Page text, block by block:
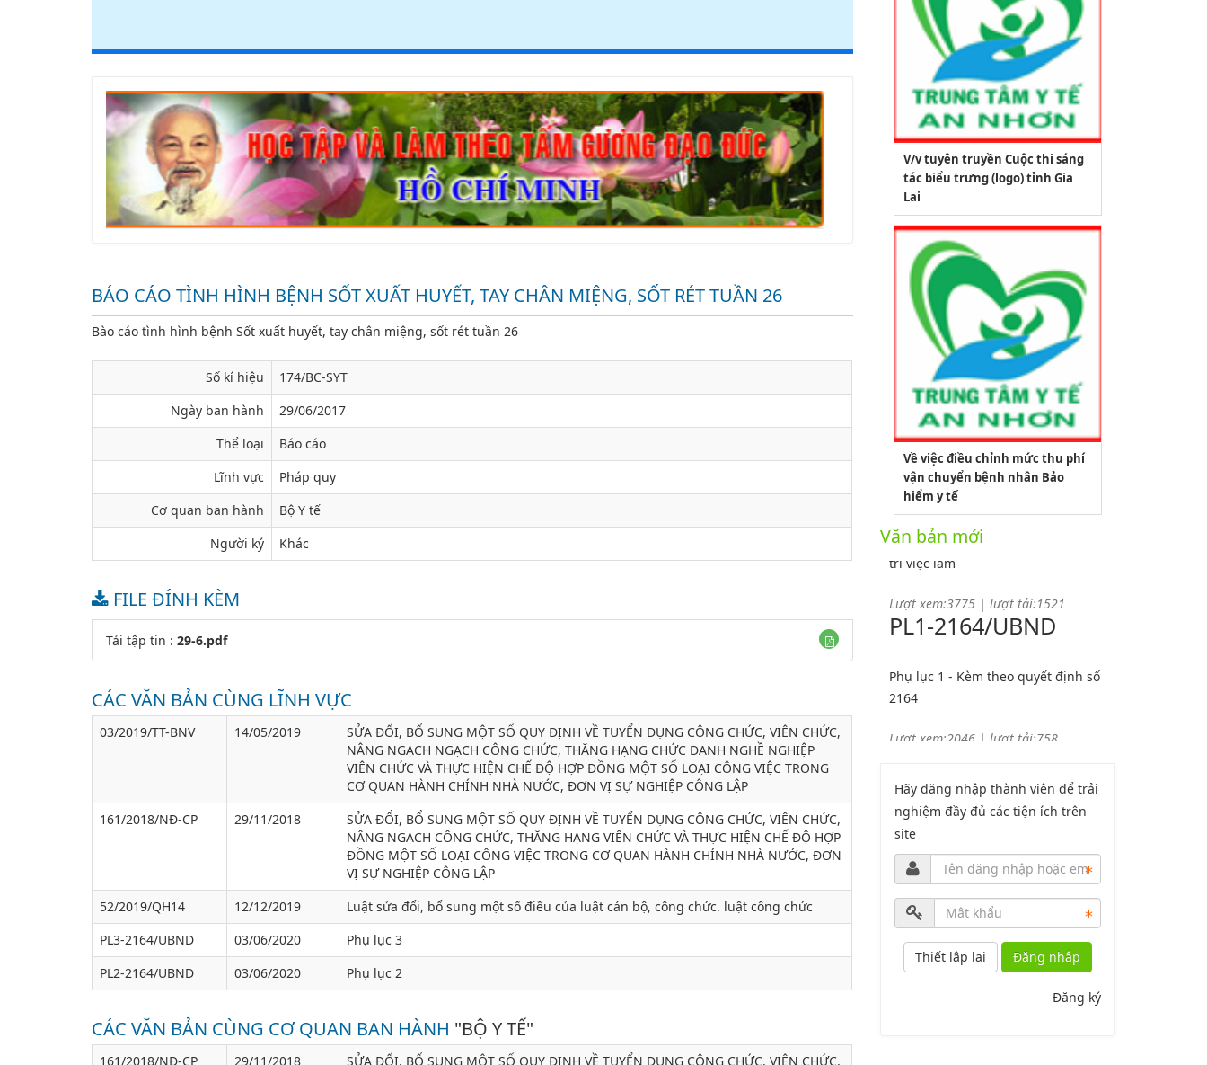
BÁO CÁO TÌNH HÌNH BỆNH SỐT XUẤT HUYẾT, TAY CHÂN MIỆNG, SỐT RÉT TUẦN 26
Bào cáo tình hình bệnh Sốt xuất huyết, tay chân miệng, sốt rét tuần 26
Số kí hiệu
174/BC-SYT
Ngày ban hành
29/06/2017
Thể loại
Báo cáo
Lĩnh vực
Pháp quy
Cơ quan ban hành
Bộ Y tế
Người ký
Khác
FILE ĐÍNH KÈM
Tải tập tin : 29-6.pdf
CÁC VĂN BẢN CÙNG LĨNH VỰC
03/2019/TT-BNV 14/05/2019
SỬA ĐỔI, BỔ SUNG MỘT SỐ QUY ĐỊNH VỀ TUYỂN DỤNG CÔNG CHỨC, VIÊN CHỨC,
NÂNG NGẠCH NGẠCH CÔNG CHỨC, THĂNG HẠNG CHỨC DANH NGHỀ NGHIỆP
VIÊN CHỨC VÀ THỰC HIỆN CHẾ ĐỘ HỢP ĐỒNG MỘT SỐ LOẠI CÔNG VIỆC TRONG
CƠ QUAN HÀNH CHÍNH NHÀ NƯỚC, ĐƠN VỊ SỰ NGHIỆP CÔNG LẬP
161/2018/NĐ-CP
29/11/2018
SỬA ĐỔI, BỔ SUNG MỘT SỐ QUY ĐỊNH VỀ TUYỂN DỤNG CÔNG CHỨC, VIÊN CHỨC,
NÂNG NGẠCH CÔNG CHỨC, THĂNG HẠNG VIÊN CHỨC VÀ THỰC HIỆN CHẾ ĐỘ HỢP
ĐỒNG MỘT SỐ LOẠI CÔNG VIỆC TRONG CƠ QUAN HÀNH CHÍNH NHÀ NƯỚC, ĐƠN
VỊ SỰ NGHIỆP CÔNG LẬP
52/2019/QH14
12/12/2019
Luật sửa đổi, bổ sung một số điều của luật cán bộ, công chức. luật công chức
PL3-2164/UBND
03/06/2020
Phụ lục 3
PL2-2164/UBND
03/06/2020 Phụ lục 2
CÁC VĂN BẢN CÙNG CƠ QUAN BAN HÀNH "BỘ Y TẾ"
161/2018/NĐ-CP 29/11/2018
SỬA ĐỔI, BỔ SUNG MỘT SỐ QUY ĐỊNH VỀ TUYỂN DỤNG CÔNG CHỨC, VIÊN CHỨC,
V/v tuyên truyền Cuộc thi sáng
tác biểu trưng (logo) tỉnh Gia
Lai
Về việc điều chỉnh mức thu phí
vận chuyển bệnh nhân Bảo
hiểm y tế
Văn bản mới
2164/QĐUBND
Quyết định phê duyệt danh mục vị
trí việc làm
Lượt xem:3775 | lượt tải:1521
PL1-2164/UBND
Lượt xem:2046 | lượt tải:758
PL2-2164/UBND
Phụ lục 2 - Kèm theo quyết định số
2164
Lượt xem:2000 | lượt tải:1060
PL3-2164/UBND
Phụ lục 3 - Kèm theo quyết định số
Lượt xem:2010 | lượt tải:1159
Hãy đăng nhập thành viên để trải
nghiệm đầy đủ các tiện ích trên
site
Đăng nhập
Đăng ký